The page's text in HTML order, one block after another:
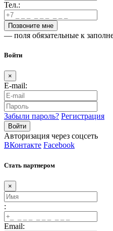
Тел.:
— поля обязательные к
Войти
×
E-mail:
Забыли пароль? Регистрация
Авторизация через соцсеть
ВКонтакте Facebook
Стать партнером
×
:
Email: